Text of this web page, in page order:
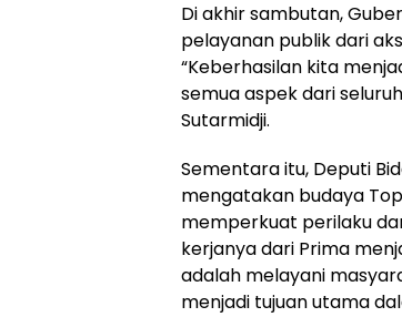
Di akhir sambutan,
pelayanan publik dari
“Keberhasilan kita
semua aspek dari
Sutarmidji.
Sementara itu, Deputi
mengatakan budaya
memperkuat perilaku
kerjanya dari Prima
adalah melayani
menjadi tujuan utama